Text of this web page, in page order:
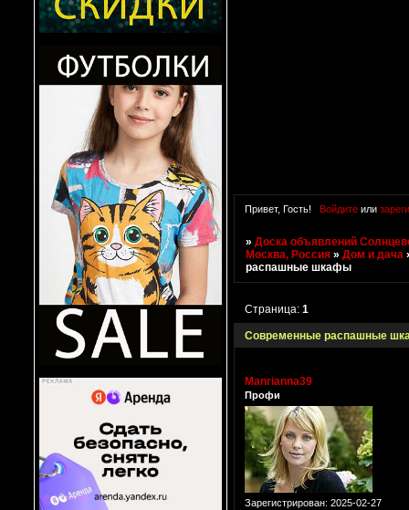
Привет, Гость! Войдитеили
»Доска объявлений
Москва, Россия »Дом и дача
распашные шкафы
Современные распашные
Страница:1
Manrianna39
Профи
Зарегистрирован: 2025-02-27